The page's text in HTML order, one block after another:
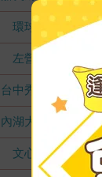
環球店
左營店
台中秀泰店
內湖大潤發
文心店